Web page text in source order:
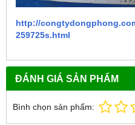
http://
259725s.html
ĐÁNH GIÁ SẢN PHẨM
Bình chọn sản phẩm: